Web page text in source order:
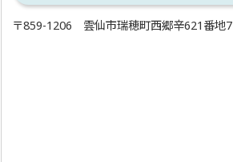
〒859-1206 雲仙市瑞穂町西郷辛621番地7